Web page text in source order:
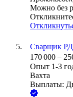
Можно без
Сварщик
170 000 –
Опыт 1-3
Вахта
Выплаты: